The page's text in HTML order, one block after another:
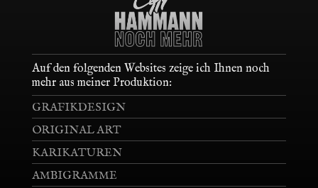
Auf den folgenden Websites zeige ich Ihnen noch
mehr aus meiner Produktion:
GRAFIKDESIGN
ORIGINAL ART
KARIKATUREN
AMBIGRAMME